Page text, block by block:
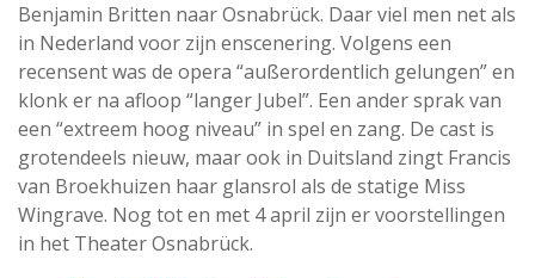
Benjamin Britten naar Osnabrück. Daar viel men net als
in Nederland voor zijn enscenering. Volgens een
recensent was de opera “außerordentlich gelungen” en
klonk er na afloop “langer Jubel”. Een ander sprak van
een “extreem hoog niveau” in spel en zang. De cast is
grotendeels nieuw, maar ook in Duitsland zingt Francis
van Broekhuizen haar glansrol als de statige Miss
Wingrave. Nog tot en met 4 april zijn er voorstellingen
in het Theater Osnabrück.